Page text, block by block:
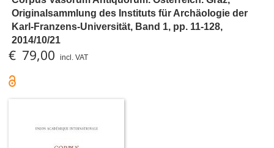
Originalsammlung des Instituts für Archäologie der
Karl-Franzens-Universität, Band 1, pp. 11-128,
2014/10/21
€ 79,00 incl. VAT